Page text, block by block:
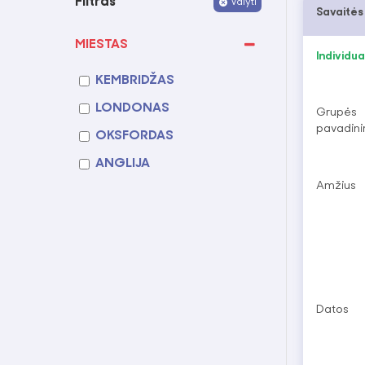
Valyti
MIESTAS
KEMBRIDŽAS
LONDONAS
OKSFORDAS
ANGLIJA
Grupės
Amžius
Datos